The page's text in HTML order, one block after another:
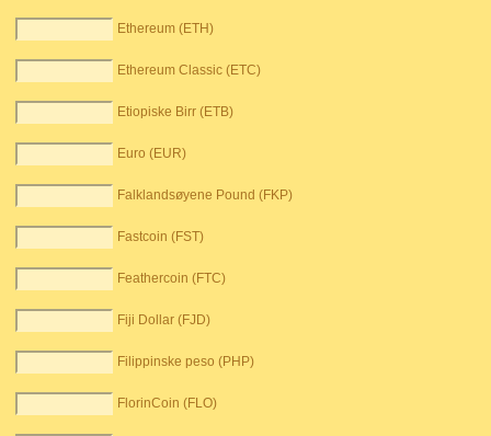
Ethereum (ETH)
Ethereum Classic (ETC)
Etiopiske Birr (ETB)
Euro (EUR)
Falklandsøyene Pound (FKP)
Fastcoin (FST)
Feathercoin (FTC)
Fiji Dollar (FJD)
Filippinske peso (PHP)
FlorinCoin (FLO)